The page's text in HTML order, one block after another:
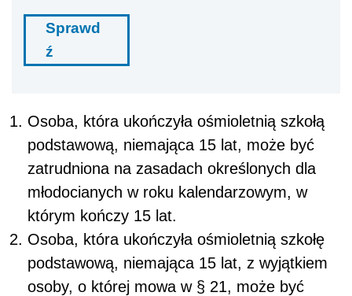
Sprawd
ź
Osoba, która ukończyła ośmioletnią szkołą
podstawową, niemająca 15 lat, może być
zatrudniona na zasadach określonych dla
młodocianych w roku kalendarzowym, w
którym kończy 15 lat.
Osoba, która ukończyła ośmioletnią szkołę
podstawową, niemająca 15 lat, z wyjątkiem
osoby, o której mowa w § 21, może być